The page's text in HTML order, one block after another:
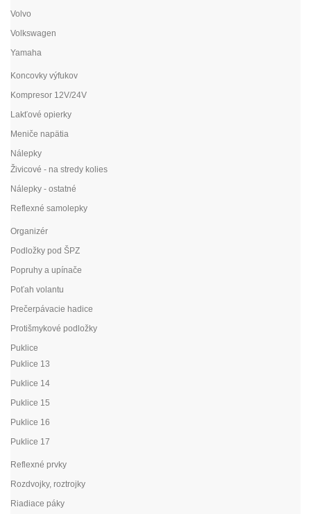
Volvo
Volkswagen
Yamaha
Koncovky výfukov
Kompresor 12V/24V
Lakťové opierky
Meniče napätia
Nálepky
Živicové - na stredy kolies
Nálepky - ostatné
Reflexné samolepky
Organizér
Podložky pod ŠPZ
Popruhy a upínače
Poťah volantu
Prečerpávacie hadice
Protišmykové podložky
Puklice
Puklice 13
Puklice 14
Puklice 15
Puklice 16
Puklice 17
Reflexné prvky
Rozdvojky, roztrojky
Riadiace páky